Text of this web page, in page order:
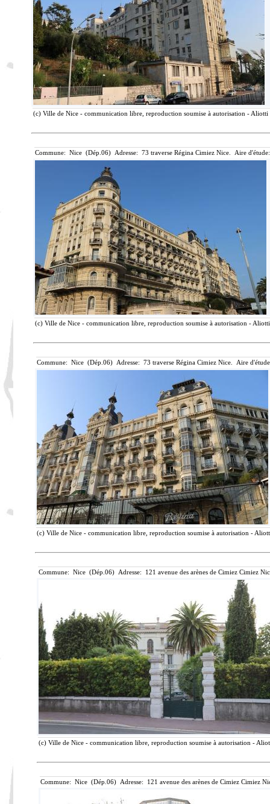
(c) Ville de Nice - communication libre, reproduction soumise à autorisation - Aliotti
Commune: Nice (Dép.06) Adresse: 73 traverse Régina Cimiez Nice. Aire
(c) Ville de Nice - communication libre, reproduction soumise à autorisation -
Commune: Nice (Dép.06) Adresse: 73 traverse Régina Cimiez Nice. Aire
(c) Ville de Nice - communication libre, reproduction soumise à autorisation -
Commune: Nice (Dép.06) Adresse: 121 avenue des arènes de Cimiez Cimiez
(c) Ville de Nice - communication libre, reproduction soumise à autorisation -
Commune: Nice (Dép.06) Adresse: 121 avenue des arènes de Cimiez Cimiez